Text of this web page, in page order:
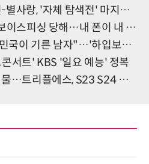
, '자체 탐색전' 마지막 주자로
싱 당해…내 폰이 내 폰 아니더라"
자"…'하입보이스카웃' 깜놀 후보자는?
서트' KBS '일요 예능' 정복
플에스, S23 S24 활동명 확정